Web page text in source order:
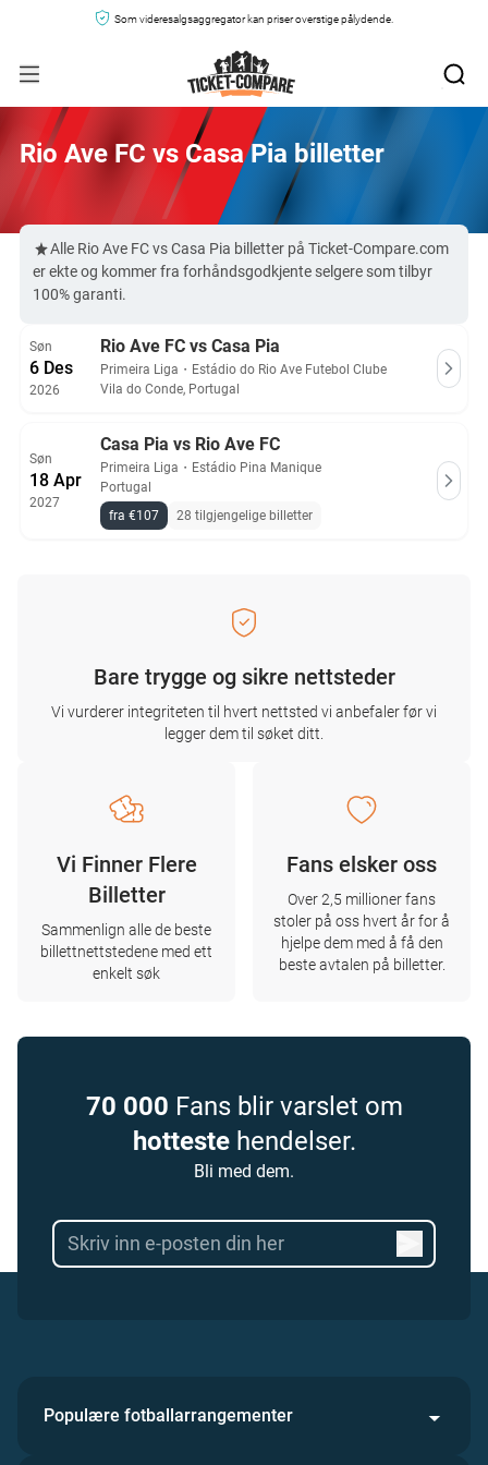
Som videresalgsaggregator kan priser overstige pålydende.
Rio Ave FC vs Casa Pia billetter
Alle Rio Ave FC vs Casa Pia billetter på Ticket-Compare.com
er ekte og kommer fra forhåndsgodkjente selgere som tilbyr
100% garanti.
Søn
6 Des
2026
Rio Ave FC vs Casa Pia
Primeira Liga ・ Estádio do Rio Ave Futebol Clube
Vila do Conde, Portugal
Søn
18 Apr
2027
Casa Pia vs Rio Ave FC
Primeira Liga ・ Estádio Pina Manique
Portugal
fra €107
28 tilgjengelige billetter
Bare trygge og sikre nettsteder
Vi vurderer integriteten til hvert nettsted vi anbefaler før vi
legger dem til søket ditt.
Vi Finner Flere
Billetter
Sammenlign alle de beste
billettnettstedene med ett
enkelt søk
Fans elsker oss
Over 2,5 millioner fans
stoler på oss hvert år for å
hjelpe dem med å få den
beste avtalen på billetter.
70 000 Fans blir varslet om
hottestehendelser.
Bli med dem.
Populære fotballarrangementer